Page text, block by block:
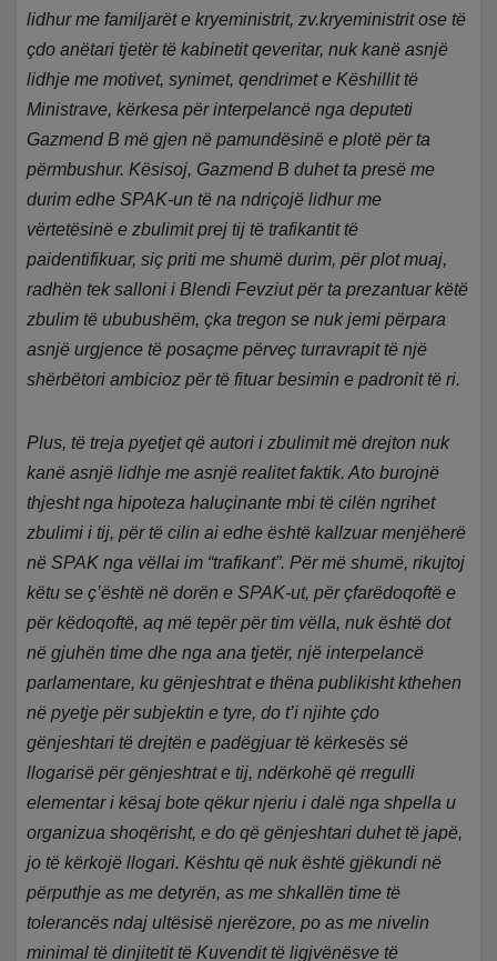
lidhur me familjarët e kryeministrit, zv.kryeministrit ose të
çdo anëtari tjetër të kabinetit qeveritar, nuk kanë asnjë
lidhje me motivet, synimet, qendrimet e Këshillit të
Ministrave, kërkesa për interpelancë nga deputeti
Gazmend B më gjen në pamundësinë e plotë për ta
përmbushur. Kësisoj, Gazmend B duhet ta presë me
durim edhe SPAK-un të na ndriçojë lidhur me
vërtetësinë e zbulimit prej tij të trafikantit të
paidentifikuar, siç priti me shumë durim, për plot muaj,
radhën tek salloni i Blendi Fevziut për ta prezantuar këtë
zbulim të ububushëm, çka tregon se nuk jemi përpara
asnjë urgjence të posaçme përveç turravrapit të një
shërbëtori ambicioz për të fituar besimin e padronit të ri.
Plus, të treja pyetjet që autori i zbulimit më drejton nuk
kanë asnjë lidhje me asnjë realitet faktik. Ato burojnë
thjesht nga hipoteza haluçinante mbi të cilën ngrihet
zbulimi i tij, për të cilin ai edhe është kallzuar menjëherë
në SPAK nga vëllai im “trafikant”. Për më shumë, rikujtoj
këtu se ç’është në dorën e SPAK-ut, për çfarëdoqoftë e
për këdoqoftë, aq më tepër për tim vëlla, nuk është dot
në gjuhën time dhe nga ana tjetër, një interpelancë
parlamentare, ku gënjeshtrat e thëna publikisht kthehen
në pyetje për subjektin e tyre, do t’i njihte çdo
gënjeshtari të drejtën e padëgjuar të kërkesës së
llogarisë për gënjeshtrat e tij, ndërkohë që rregulli
elementar i kësaj bote qëkur njeriu i dalë nga shpella u
organizua shoqërisht, e do që gënjeshtari duhet të japë,
jo të kërkojë llogari. Kështu që nuk është gjëkundi në
përputhje as me detyrën, as me shkallën time të
tolerancës ndaj ultësisë njerëzore, po as me nivelin
minimal të dinjitetit të Kuvendit të ligjvënësve të